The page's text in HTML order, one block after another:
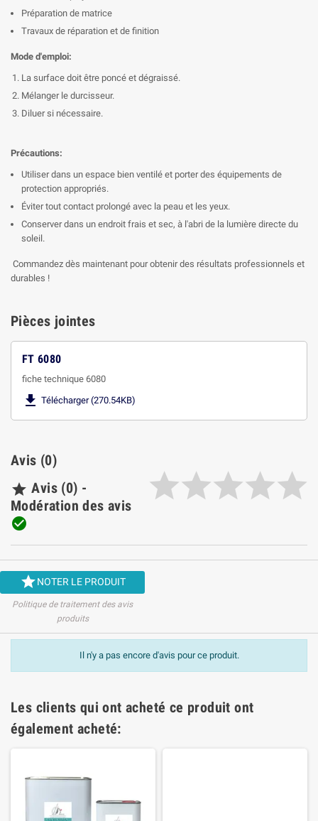
Préparation de matrice
Travaux de réparation et de finition
Mode d'emploi:
La surface doit être poncé et dégraissé.
Mélanger le durcisseur.
Diluer si nécessaire.
Précautions:
Utiliser dans un espace bien ventilé et porter des équipements de
protection appropriés.
Éviter tout contact prolongé avec la peau et les yeux.
Conserver dans un endroit frais et sec, à l'abri de la lumière directe du
soleil.
Commandez dès maintenant pour obtenir des résultats professionnels et
durables !
Pièces jointes
FT 6080
fiche technique 6080
 Télécharger (270.54KB)
Avis (0)
 Avis (0) -
Modération des avis

NOTER LE PRODUIT
Politique de traitement des avis
produits
Il n'y a pas encore d'avis pour ce produit.
Les clients qui ont acheté ce produit ont
également acheté: